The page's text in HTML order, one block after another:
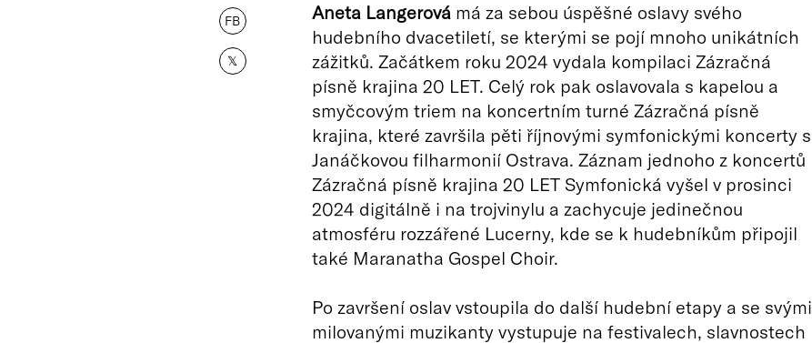
FB
𝕏
Aneta Langerová má za sebou úspěšné oslavy svého
hudebního dvacetiletí, se kterými se pojí mnoho unikátních
zážitků. Začátkem roku 2024 vydala kompilaci Zázračná
písně krajina 20 LET. Celý rok pak oslavovala s kapelou a
smyčcovým triem na koncertním turné Zázračná písně
krajina, které završila pěti říjnovými symfonickými koncerty s
Janáčkovou filharmonií Ostrava. Záznam jednoho z koncertů
Zázračná písně krajina 20 LET Symfonická vyšel v prosinci
2024 digitálně i na trojvinylu a zachycuje jedinečnou
atmosféru rozzářené Lucerny, kde se k hudebníkům připojil
také Maranatha Gospel Choir.
Po završení oslav vstoupila do další hudební etapy a se svými
milovanými muzikanty vystupuje na festivalech, slavnostech